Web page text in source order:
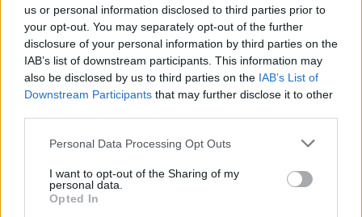
us or personal information disclosed to third parties prior to
your opt-out. You may separately opt-out of the further
disclosure of your personal information by third parties on the
IAB’s list of downstream participants. This information may
also be disclosed by us to third parties on the IAB’s List of
Downstream Participants that may further disclose it to other
Please note that this website/app uses one or more Google
not limited to your visit or usage behaviour. You may click to
grant or deny consent to Google and its third-party tags to
use your data for below specified purposes in below Google
Personal Data Processing Opt Outs
I want to opt-out of the Sharing of my
personal data.
Opted In
Olvasónk, PR, ismerősével és fejenként egy biciklivel
szeretett volna felszállni a gödöllői HÉV-re.
Megvették a jegyet maguknak és a vasparipának is
oda-vissza, majd miután az tranzakció lezárult, a
pénztáros közölte, hogy a HÉV helyett pótlóbuszok
járnak, de szerinte arra is…
Mikor lesz kerékpárszállító az
autóbuszokon?
BKV figyelő.hu